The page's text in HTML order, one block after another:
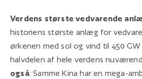
Verdens største vedvarende
historiens største anlæg for
ørkenen med sol og vind til 450
halvdelen af hele verdens
også: Samme Kina har en mega-